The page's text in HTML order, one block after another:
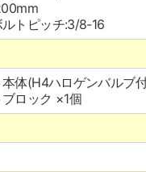
トピッチ:3/8-16
本体(H4ハロゲンバル
ロック ×1個